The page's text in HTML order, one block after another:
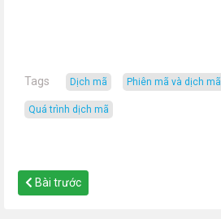
Tags dịch mã phiên mã và dịch mã
quá trình dịch mã
Bài trước